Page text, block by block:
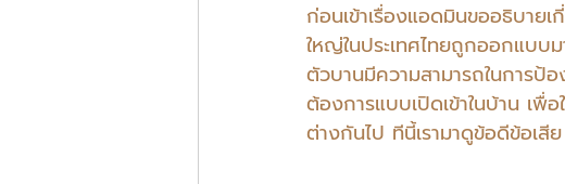
ก่อนเข้าเรื่องแอดมินขออธิบาย
ใหญ่ในประเทศไทยถูกออกแบบ
ตัวบานมีความสามารถในการป้
ต้องการแบบเปิดเข้าในบ้าน เ
ต่างกันไป ทีนี้เรามาดูข้อดีข้อเ